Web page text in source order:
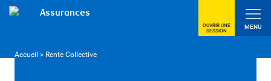
Assurances
OUVRIR UNE
SESSION
MENU
Accueil > Rente Collective